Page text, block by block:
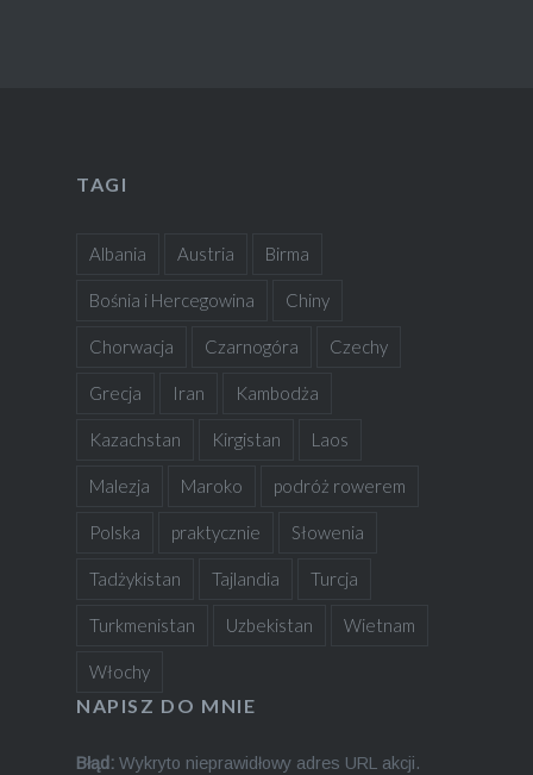
TAGI
Albania Austria Birma
Bośnia i Hercegowina Chiny
Chorwacja Czarnogóra Czechy
Grecja Iran Kambodża
Kazachstan Kirgistan Laos
Malezja Maroko podróż rowerem
Polska praktycznie Słowenia
Tadżykistan Tajlandia Turcja
Turkmenistan Uzbekistan Wietnam
Włochy
NAPISZ DO MNIE
Błąd:Wykryto nieprawidłowy adres URL akcji.